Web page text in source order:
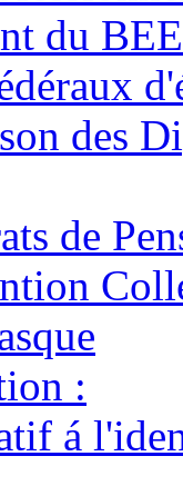
du
des
de
:
á